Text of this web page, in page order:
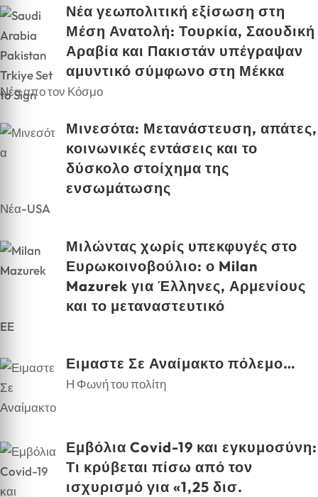
Νέα γεωπολιτική εξίσωση στη
Μέση Ανατολή: Τουρκία, Σαουδική
Αραβία και Πακιστάν υπέγραψαν
αμυντικό σύμφωνο στη Μέκκα
Νέα απο τον Κόσμο
Μινεσότα: Μετανάστευση, απάτες,
κοινωνικές εντάσεις και το
δύσκολο στοίχημα της
ενσωμάτωσης
Νέα-USA
Μιλώντας χωρίς υπεκφυγές στο
Ευρωκοινοβούλιο: ο Milan
Mazurek για Έλληνες, Αρμενίους
και το μεταναστευτικό
EE
Ειμαστε Σε Αναίμακτο πόλεμο…
Η Φωνή του πολίτη
Εμβόλια Covid-19 και εγκυμοσύνη:
Τι κρύβεται πίσω από τον
ισχυρισμό για «1,25 δισ.